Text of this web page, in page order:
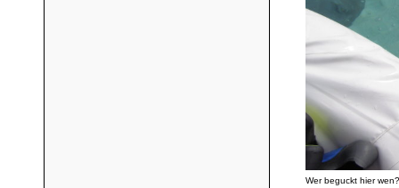
Wer beguckt hier wen?